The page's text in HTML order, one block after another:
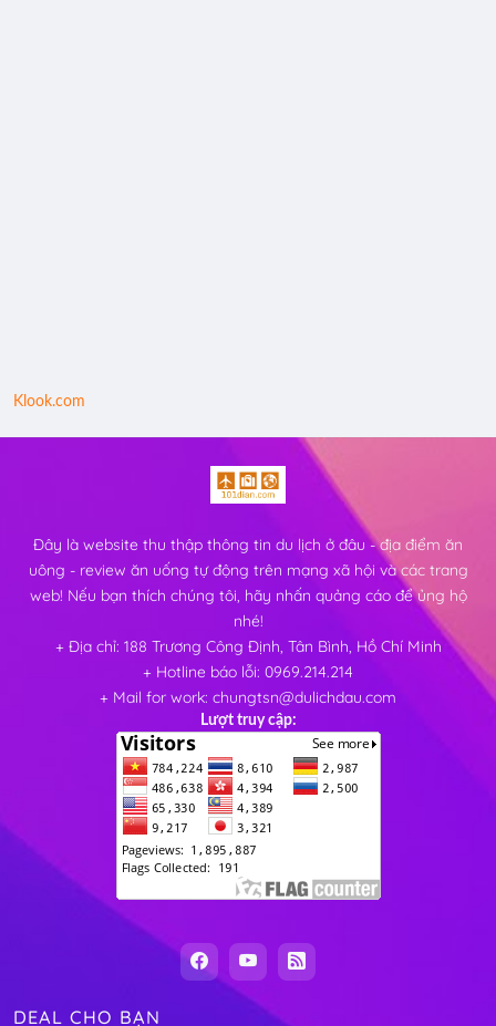
Klook.com
Đây là website thu thập thông tin du lịch ở đâu - địa điểm ăn
uông - review ăn uống tự động trên mạng xã hội và các trang
web! Nếu bạn thích chúng tôi, hãy nhấn quảng cáo để ủng hộ
nhé!
+ Địa chỉ: 188 Trương Công Định, Tân Bình, Hồ Chí Minh
+ Hotline báo lỗi: 0969.214.214
+ Mail for work: chungtsn@dulichdau.com
Lượt truy cập:
DEAL CHO BẠN